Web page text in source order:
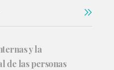
y la
de las personas